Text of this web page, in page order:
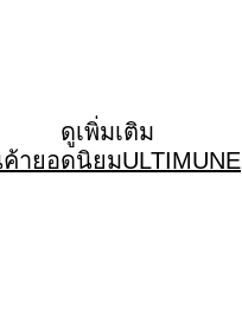
ดูเพิ่มเติม
ายอดนิยมULTIMUNE